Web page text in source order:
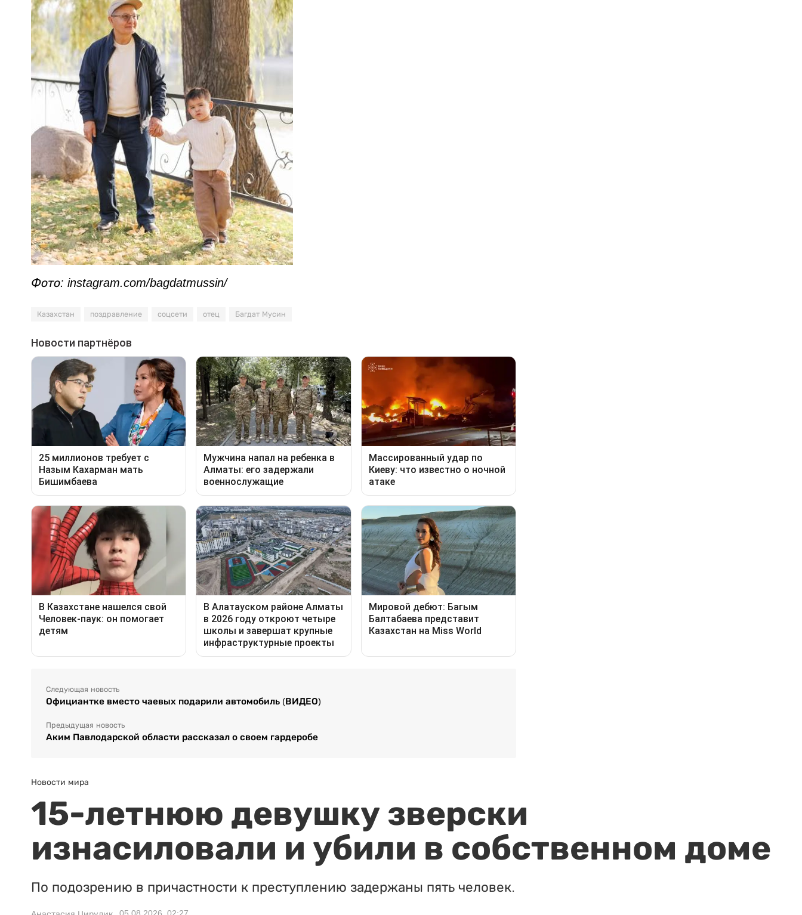
Фото: instagram.com/bagdatmussin/
Казахстан поздравление соцсети отец Багдат Мусин
Следующая новость
Официантке вместо чаевых подарили автомобиль (ВИДЕО)
Предыдущая новость
Аким Павлодарской области рассказал о своем гардеробе
Новости мира
15-летнюю девушку зверски
изнасиловали и убили в собственном доме
По подозрению в причастности к преступлению задержаны пять человек.